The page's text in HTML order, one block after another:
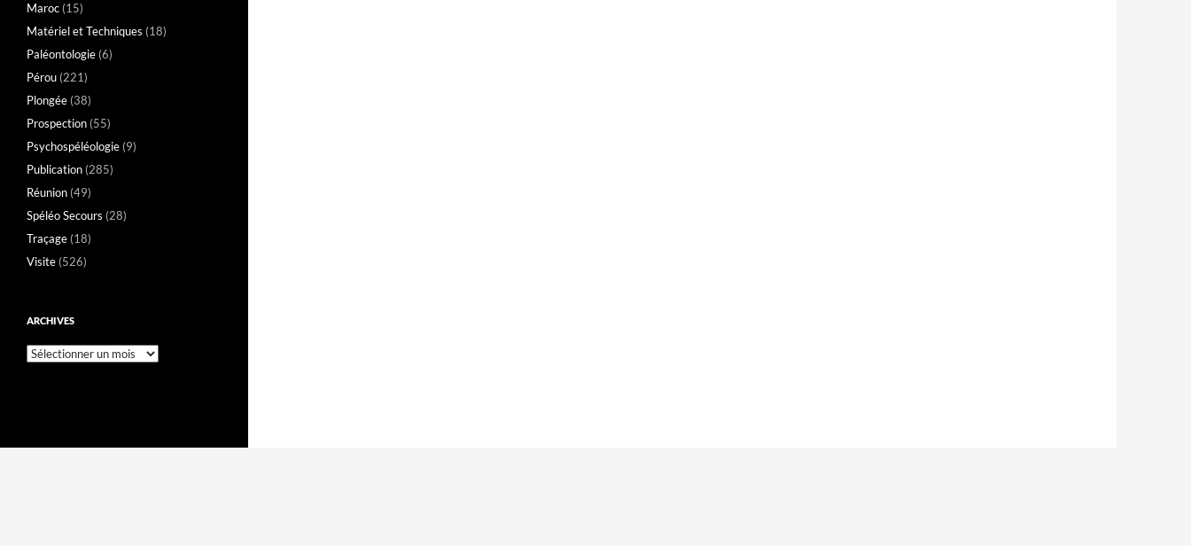
Maroc (15)
Matériel et Techniques (18)
Paléontologie (6)
Pérou (221)
Plongée (38)
Prospection (55)
Psychospéléologie (9)
Publication (285)
Réunion (49)
Spéléo Secours (28)
Traçage (18)
Visite (526)
ARCHIVES
Archives